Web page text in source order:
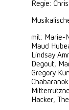
Regie:
mit: Marie-
Maud
Lindsay
Degout,
Gregory
Hacker,